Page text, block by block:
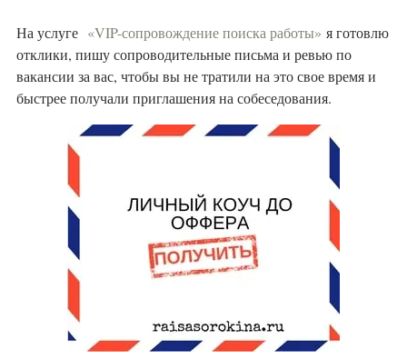
На услуге «VIP-сопровождение поиска работы» я готовлю
отклики, пишу сопроводительные письма и ревью по
вакансии за вас, чтобы вы не тратили на это свое время и
быстрее получали приглашения на собеседования.